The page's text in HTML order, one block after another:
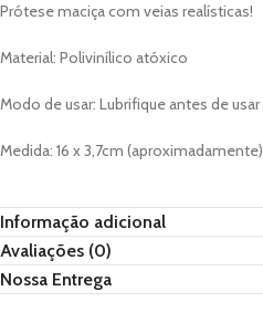
Prótese maciça com veias realísticas!
Material: Polivinílico atóxico
Modo de usar: Lubrifique antes de usar
Medida: 16 x 3,7cm (aproximadamente)
Informação adicional
Avaliações (0)
Nossa Entrega